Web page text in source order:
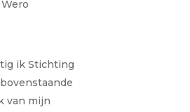
ik Stichting
van mijn